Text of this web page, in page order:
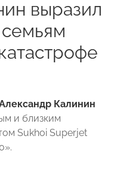
выразил
Калинин
и близким
Sukhoi Superjet